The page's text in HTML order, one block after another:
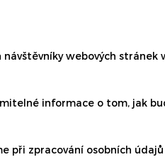
webových stránek
informace o tom, jak
při zpracování osobních